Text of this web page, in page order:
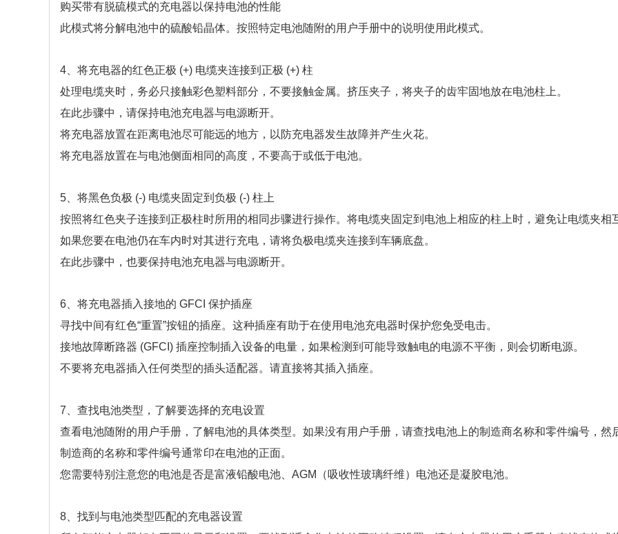
购买带有脱硫模式的充电器以保持电池的性能
此模式将分解电池中的硫酸铅晶体。按照特定电池随附的用户手册中的说明使用此模式。
4、将充电器的红色正极 (+) 电缆夹连接到正极 (+) 柱
处理电缆夹时，务必只接触彩色塑料部分，不要接触金属。挤压夹子，将夹子的齿牢固地放在电池柱上。
在此步骤中，请保持电池充电器与电源断开。
将充电器放置在距离电池尽可能远的地方，以防充电器发生故障并产生火花。
将充电器放置在与电池侧面相同的高度，不要高于或低于电池。
5、将黑色负极 (-) 电缆夹固定到负极 (-) 柱上
按照将红色夹子连接到正极柱时所用的相同步骤进行操作。将电缆夹固定到电池上相应的柱上时，避免让电缆夹相
如果您要在电池仍在车内时对其进行充电，请将负极电缆夹连接到车辆底盘。
在此步骤中，也要保持电池充电器与电源断开。
6、将充电器插入接地的 GFCI 保护插座
寻找中间有红色“重置”按钮的插座。这种插座有助于在使用电池充电器时保护您免受电击。
接地故障断路器 (GFCI) 插座控制插入设备的电量，如果检测到可能导致触电的电源不平衡，则会切断电源。
不要将充电器插入任何类型的插头适配器。请直接将其插入插座。
7、查找电池类型，了解要选择的充电设置
查看电池随附的用户手册，了解电池的具体类型。如果没有用户手册，请查找电池上的制造商名称和零件编号，然
制造商的名称和零件编号通常印在电池的正面。
您需要特别注意您的电池是否是富液铅酸电池、AGM（吸收性玻璃纤维）电池还是凝胶电池。
8、找到与电池类型匹配的充电器设置